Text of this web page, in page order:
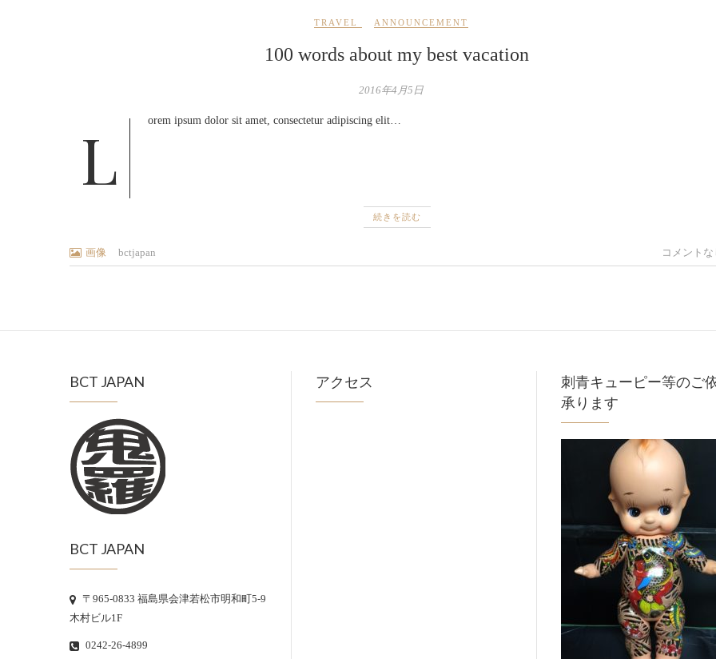
TRAVEL ANNOUNCEMENT
100 words about my best vacation
2016年4月5日
Lorem ipsum dolor sit amet, consectetur adipiscing elit…
続きを読む
画像 bctjapan コメントな
BCT JAPAN
BCT JAPAN
〒965-0833 福島県会津若松市明和町5-9
木村ビル1F
0242-26-4899
アクセス
刺青キューピー等のご
承ります